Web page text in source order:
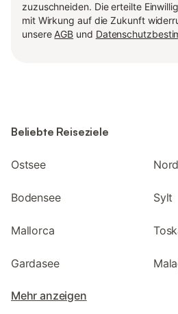
zuzuschneiden. Die erteilte
mit Wirkung auf die Zukunft
unsereAGB und
Beliebte Reiseziele
Ostsee
Bodensee Sylt
Mallorca
Gardasee
Mehr anzeigen